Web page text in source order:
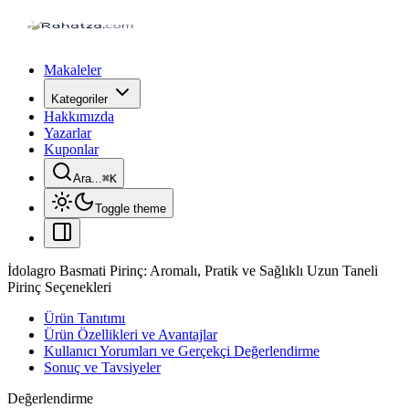
Makaleler
Kategoriler
Hakkımızda
Yazarlar
Kuponlar
Ara...⌘K
Toggle theme
İdolagro Basmati Pirinç: Aromalı, Pratik ve Sağlıklı Uzun Taneli
Pirinç Seçenekleri
Ürün Tanıtımı
Ürün Özellikleri ve Avantajlar
Kullanıcı Yorumları ve Gerçekçi Değerlendirme
Sonuç ve Tavsiyeler
Değerlendirme